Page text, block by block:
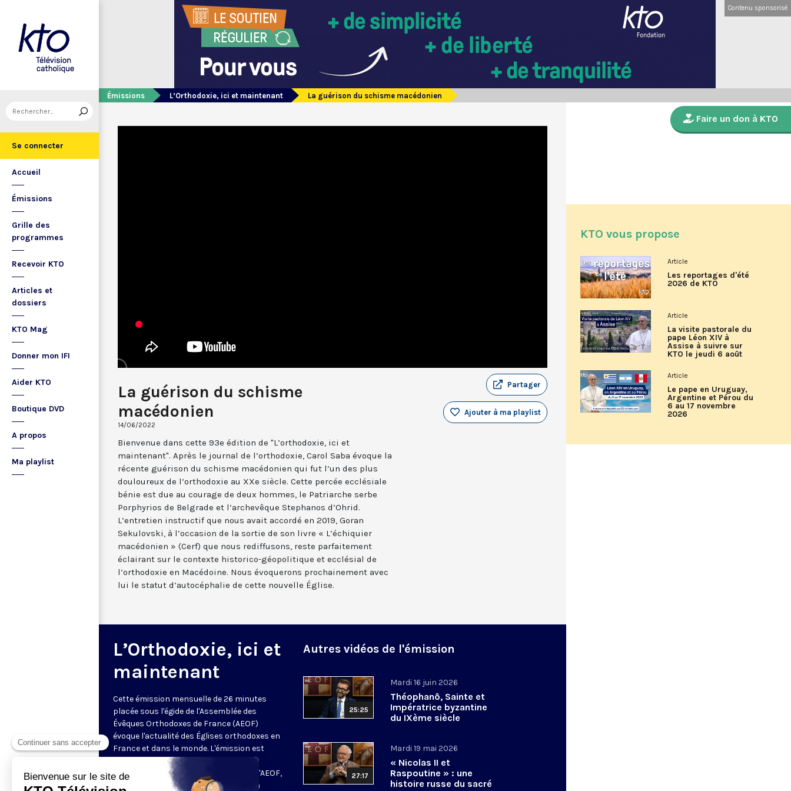
Se connecter
Accueil
Émissions
Grille des
programmes
Recevoir KTO
Articles et
dossiers
KTO Mag
Donner mon IFI
Aider KTO
Boutique DVD
A propos
Ma playlist
Contenu sponsorisé
Émissions L’Orthodoxie, ici et maintenant La guérison du schisme macédonien
La guérison du schisme
macédonien
14/06/2022
Partager
Ajouter à ma playlist
Bienvenue dans cette 93e édition de "L’orthodoxie, ici et
maintenant". Après le journal de l’orthodoxie, Carol Saba évoque la
récente guérison du schisme macédonien qui fut l’un des plus
douloureux de l’orthodoxie au XXe siècle. Cette percée ecclésiale
bénie est due au courage de deux hommes, le Patriarche serbe
Porphyrios de Belgrade et l’archevêque Stephanos d’Ohrid.
L’entretien instructif que nous avait accordé en 2019, Goran
Sekulovski, à l’occasion de la sortie de son livre « L’échiquier
macédonien » (Cerf) que nous rediffusons, reste parfaitement
éclairant sur le contexte historico-géopolitique et ecclésial de
l’orthodoxie en Macédoine. Nous évoquerons prochainement avec
lui le statut d’autocéphalie de cette nouvelle Église.
L’Orthodoxie, ici et
maintenant
Cette émission mensuelle de 26 minutes
placée sous l'égide de l'Assemblée des
Évêques Orthodoxes de France (AEOF)
évoque l'actualité des Églises orthodoxes en
France et dans le monde. L'émission est
animée et présentée par Carol Saba,
responsable de la communication de l'AEOF,
qui cherche lors de chaque émission, à
Autres vidéos de l'émission
25:25
Mardi 16 juin 2026
Théophanô, Sainte et
Impératrice byzantine
du IXème siècle
27:17
Mardi 19 mai 2026
« Nicolas II et
Raspoutine » : une
histoire russe du sacré
Faire un don à KTO
KTO vous propose
Article
Les reportages d'été
2026 de KTO
Article
La visite pastorale du
pape Léon XIV à
Assise à suivre sur
KTO le jeudi 6 août
Article
Le pape en Uruguay,
Argentine et Pérou du
6 au 17 novembre
2026